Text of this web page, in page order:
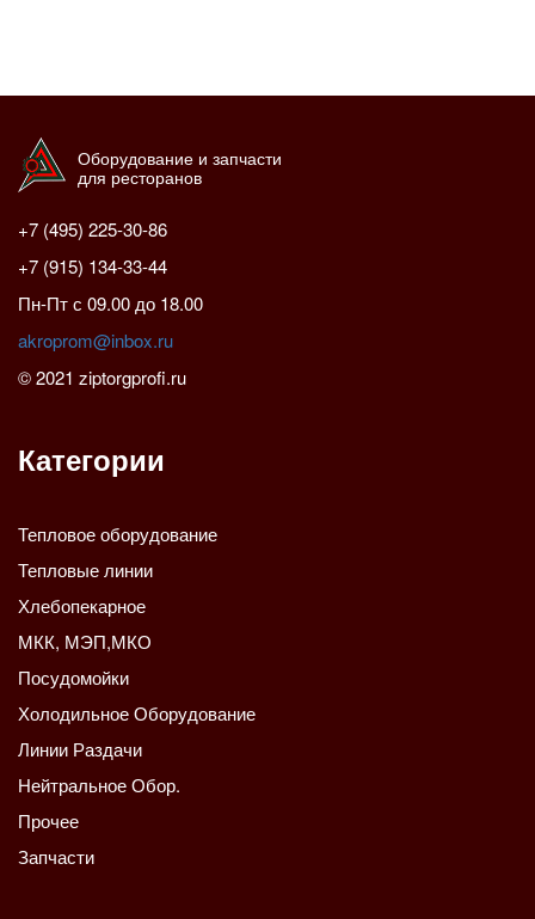
Оборудование и запчасти
для ресторанов
+7 (495) 225-30-86
+7 (915) 134-33-44
Пн-Пт с 09.00 до 18.00
akroprom@inbox.ru
© 2021 ziptorgprofi.ru
Категории
Тепловое оборудование
Тепловые линии
Хлебопекарное
МКК, МЭП,МКО
Посудомойки
Холодильное Оборудование
Линии Раздачи
Нейтральное Обор.
Прочее
Запчасти